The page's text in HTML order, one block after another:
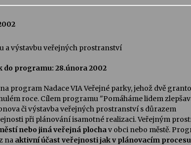
na integrační festival
šedesátka: 28. 7.–1. 8.
7. 2026
koncerty ve Stromovce: Rufus
22. 7. 2026
kulturou kousek za Humpolec. V
ožije odkaz Josefa Čapka
7. 2026
a výstavbu veřejných prostranství
do programu: 28.února 2002
program Nadace VIA Veřejné parky, jehož dvě
roce. Cílem programu "Pomáháme lidem
či výstavba veřejných prostranství s důrazem
při plánování isamotné realizaci. Veřejným
nebo jiná veřejná plochav obci nebo městě.
na aktivní účast veřejnosti jak v plánovacím